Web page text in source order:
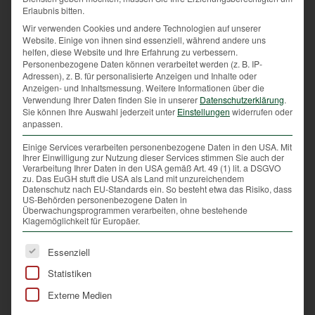
getan: In Sachen Wildbret neigt der Mensch zum
Verarbeitung in den Küchen dieses Landes
vorrausetzt. Und wer in Oberösterreich sowohl beim
Fleisch, als auch bei der Verarbeitung auf Qualität
setzt, darf sich mit ganz speziellen gastronomischen
Lorbeeren schmücken: Die Wildbretplakette des OÖ.
Landesjagdverbandes „Ausgezeichnete Wildgerichte
aus Oö. Revieren“ wird nur an ausgewählte
Restaurants und Gasthäuser mit hervorragender,
regionaler Wildbretküche verliehen.
Grundvoraussetzung ist, dass Wildgerichte nicht nur
zu Wildbretwochen im Herbst auf der Speisekarte
stehen, sondern das ganze Jahr über angeboten und
das Wildbret nur aus den heimischen Jagdgebieten
bezogen wird.
Erlaubnis bitten.
Wir verwenden Cookies und andere Technologien auf unserer
Website. Einige von ihnen sind essenziell, während andere uns
helfen, diese Website und Ihre Erfahrung zu verbessern.
Personenbezogene Daten können verarbeitet werden (z. B. IP-
Adressen), z. B. für personalisierte Anzeigen und Inhalte oder
Anzeigen- und Inhaltsmessung. Weitere Informationen über die
Verwendung Ihrer Daten finden Sie in unserer Datenschutzerklärung.
Sie können Ihre Auswahl jederzeit unter Einstellungen widerrufen oder
anpassen.
Einige Services verarbeiten personenbezogene Daten in den USA. Mit
Ihrer Einwilligung zur Nutzung dieser Services stimmen Sie auch der
Verarbeitung Ihrer Daten in den USA gemäß Art. 49 (1) lit. a DSGVO
zu. Das EuGH stuft die USA als Land mit unzureichendem
Datenschutz nach EU-Standards ein. So besteht etwa das Risiko, dass
US-Behörden personenbezogene Daten in
Überwachungsprogrammen verarbeiten, ohne bestehende
Klagemöglichkeit für Europäer.
Es folgt eine Liste der Service-Gruppen, für die eine
Essenziell
Statistiken
Externe Medien